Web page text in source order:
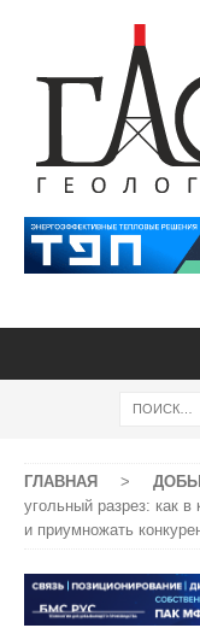
ГЛАВНАЯ >
угольный разрез: как
и приумножать